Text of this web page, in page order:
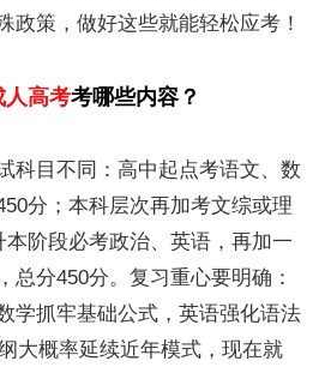
政策，做好这些就能轻松应考！
人高考考哪些内容？
科目不同：高中起点考语文、数
分；本科层次再加考文综或理
阶段必考政治、英语，再加一
总分450分。复习重心要明确：
学抓牢基础公式，英语强化语法
大概率延续近年模式，现在就